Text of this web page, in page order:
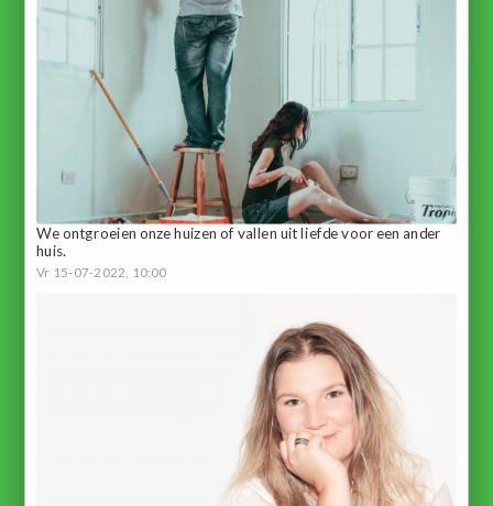
We ontgroeien onze huizen of vallen uit liefde voor een ander
huis.
Vr 15-07-2022, 10:00